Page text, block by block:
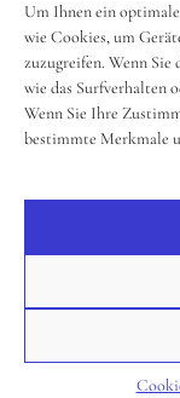
Um Ihnen ein
wie Cookies, um
zuzugreifen. Wenn
wie das Surfverhalten
Wenn Sie Ihre
bestimmte Merkmale